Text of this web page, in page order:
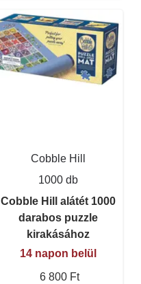
Cobble Hill
1000 db
Cobble Hill alátét 1000
darabos puzzle
kirakásához
14 napon belül
6 800 Ft